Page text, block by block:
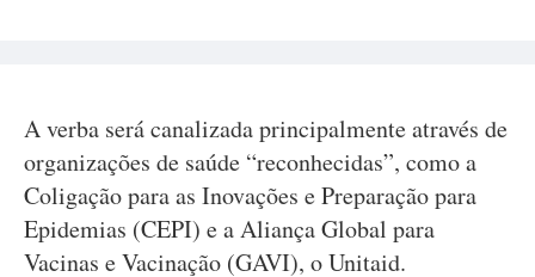
A verba será canalizada principalmente através de
organizações de saúde “reconhecidas”, como a
Coligação para as Inovações e Preparação para
Epidemias (CEPI) e a Aliança Global para
Vacinas e Vacinação (GAVI), o Unitaid.